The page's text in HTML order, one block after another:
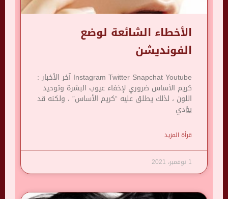
الأخطاء الشائعة لوضع
الفونديشن
Instagram Twitter Snapchat Youtube آخر الأخبار :
كريم الأساس ضروري لإخفاء عيوب البشرة وتوحيد
اللون ، لذلك يطلق عليه “كريم الأساس” ، ولكنه قد
يؤدي
قرأة المزيد
1 نوفمبر، 2021